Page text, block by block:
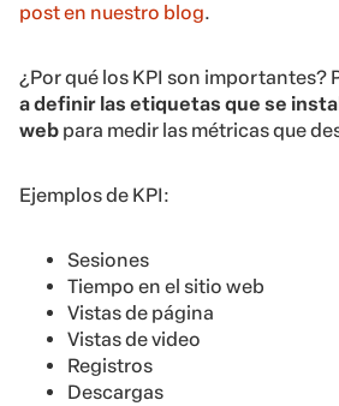
post en nuestro blog.
¿Por qué los KPI son importantes?
a definir las etiquetas que se
web para medir las métricas que
Ejemplos de KPI:
Sesiones
Tiempo en el sitio web
Vistas de página
Vistas de video
Registros
Descargas